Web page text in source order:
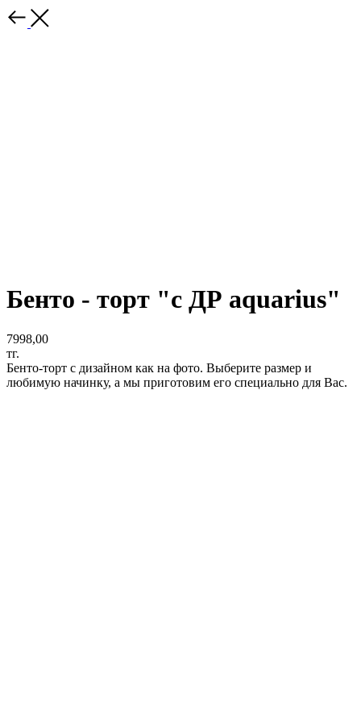
Бенто - торт "с ДР aquarius"
7998,00
тг.
Бенто-торт с дизайном как на фото. Выберите размер и
любимую начинку, а мы приготовим его специально для Вас.